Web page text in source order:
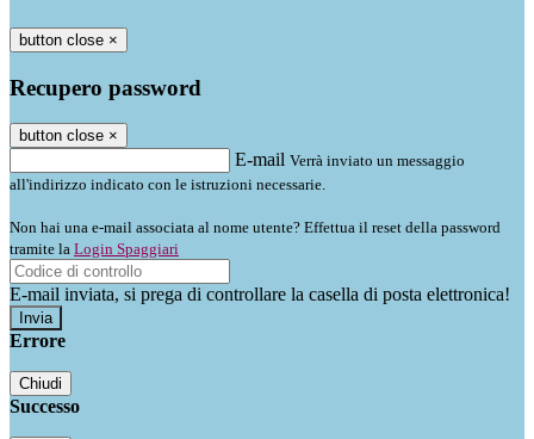
button close ×
Recupero password
button close ×
E-mail Verrà inviato un messaggio
all'indirizzo indicato con le istruzioni necessarie.
Non hai una e-mail associata al nome utente? Effettua il reset della password
tramite la Login Spaggiari
E-mail inviata, si prega di controllare la casella di posta elettronica!
Errore
Chiudi
Successo